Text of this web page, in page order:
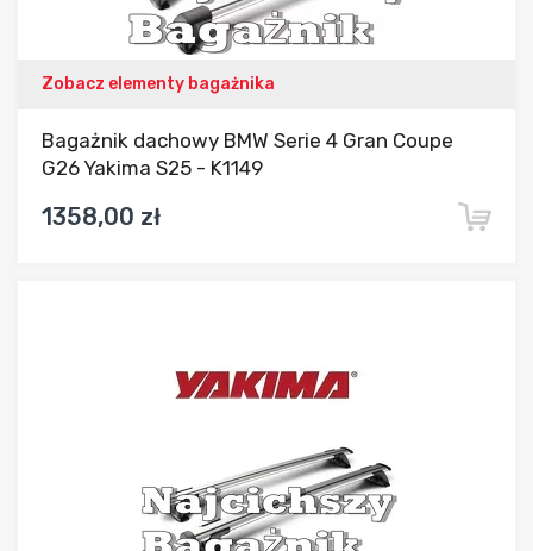
Zobacz elementy bagażnika
Bagażnik dachowy BMW Serie 4 Gran Coupe
G26 Yakima S25 - K1149
1358,00 zł